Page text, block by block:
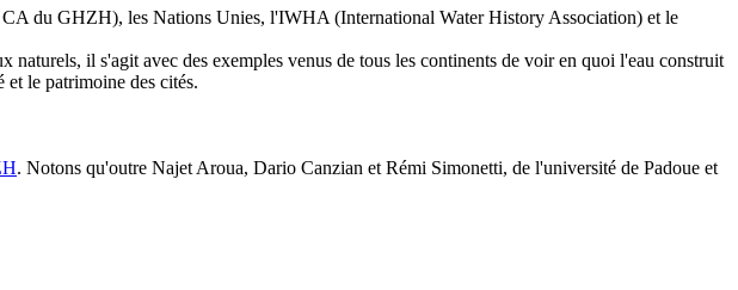
du GHZH), les Nations Unies, l'IWHA (International Water History Association) et le
il s'agit avec des exemples venus de tous les continents de voir en quoi l'eau construit
et le patrimoine des cités.
. Notons qu'outre Najet Aroua, Dario Canzian et Rémi Simonetti, de l'université de Padoue et